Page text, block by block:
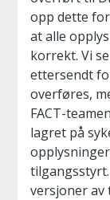
opp dette
at alle
korrekt. Vi
ettersendt
overføres,
FACT-
lagret på
versjoner av